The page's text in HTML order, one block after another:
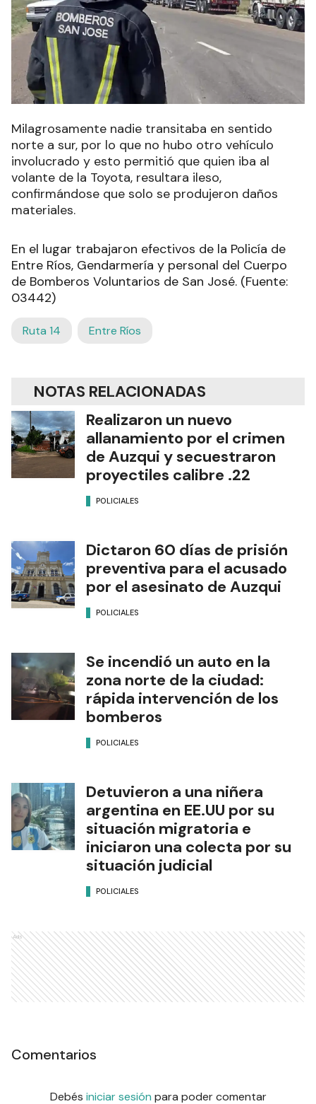
Milagrosamente nadie transitaba en sentido
norte a sur, por lo que no hubo otro vehículo
involucrado y esto permitió que quien iba al
volante de la Toyota, resultara ileso,
confirmándose que solo se produjeron daños
materiales.
En el lugar trabajaron efectivos de la Policía de
Entre Ríos, Gendarmería y personal del Cuerpo
de Bomberos Voluntarios de San José. (Fuente:
03442)
Ruta 14 Entre Ríos
NOTAS RELACIONADAS
Realizaron un nuevo
allanamiento por el crimen
de Auzqui y secuestraron
proyectiles calibre .22
POLICIALES
Dictaron 60 días de prisión
preventiva para el acusado
por el asesinato de Auzqui
POLICIALES
Se incendió un auto en la
zona norte de la ciudad:
rápida intervención de los
bomberos
POLICIALES
Detuvieron a una niñera
argentina en EE.UU por su
situación migratoria e
iniciaron una colecta por su
situación judicial
POLICIALES
Ads
Comentarios
Debés iniciar sesión para poder comentar